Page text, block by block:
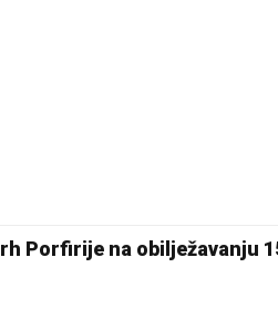
Porfirije na obilježavanju